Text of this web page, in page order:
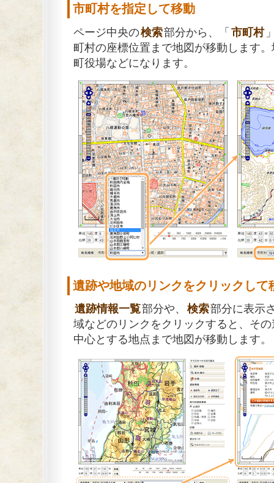
市町村を指定して移動
ページ中央の検索部分から、「 市町村
町村の座標位置まで地図が移動します
町役場などになります。
遺跡や地域のリンクをクリックして
遺跡情報一覧部分や、 検索部分に表示
域などのリンクをクリックすると、そ
中心とする地点まで地図が移動します。